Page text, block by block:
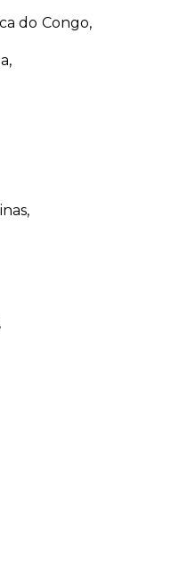
do Congo,